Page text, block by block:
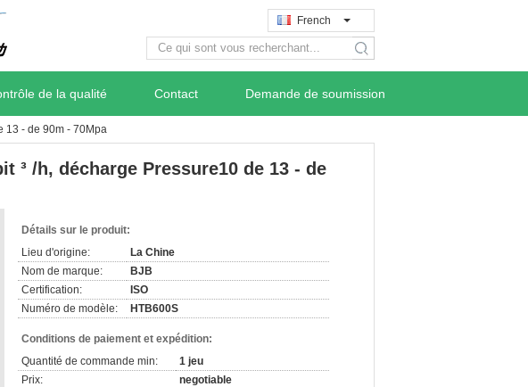
French
search
de la qualité Contact Demande de soumission
13 - de 90m - 70Mpa
³ /h, décharge Pressure10 de 13 - de
Détails sur le produit:
Lieu d'origine:
La Chine
Nom de marque:
BJB
Certification:
ISO
Numéro de modèle:
HTB600S
Conditions de paiement et expédition:
Quantité de commande min:
1 jeu
Prix:
negotiable